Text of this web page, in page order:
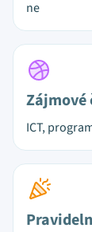
ne
Zájmové
ICT,